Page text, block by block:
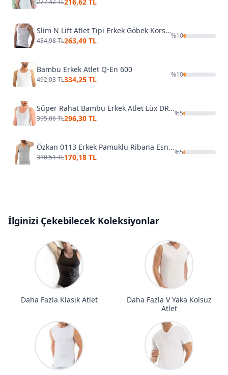
277,42 TL
Slim N Lift Atlet Tipi Erkek Göbek Korsesi Baklava Tipi
434,98 TL263,49 TL
%10
Bambu Erkek Atlet Q-En 600
492,03 TL334,25 TL
%10
Süper Rahat Bambu Erkek Atlet Lüx DRM 3900
395,06 TL296,30 TL
%5
Özkan 0113 Erkek Pamuklu Ribana Esnek Yumuşak Kalın Askılı Atlet
310,51 TL170,18 TL
%5
İlginizi Çekebilecek Koleksiyonlar
Daha Fazla Klasik Atlet
Daha Fazla V Yaka Kolsuz
Atlet